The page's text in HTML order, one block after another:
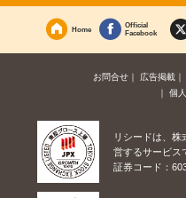
Home
Official
Facebook
お問合せ 広告掲載
個
リシードは、株
営するサービス
証券コード：